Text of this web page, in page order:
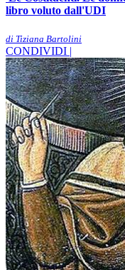
libro voluto dall'UDI
di Tiziana Bartolini
CONDIVIDI |